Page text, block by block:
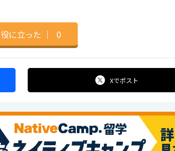
役に立った ｜ 0
Xでポスト